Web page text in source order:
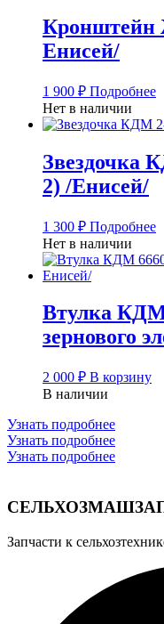
Кронштейн
Енисей/
1 900 ₽ Подробнее
Нет в наличии
Звездочка
2) /Енисей/
1 300 ₽ Подробнее
Нет в наличии
Втулка КДМ
зернового
2 000 ₽ В корзину
В наличии
Узнать подробнее
Узнать подробнее
Узнать подробнее
Запчасти к